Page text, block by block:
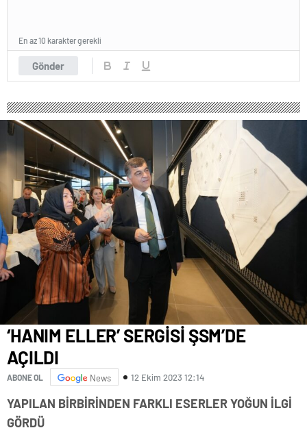
Gönder
En az 10 karakter gerekli
‘HANIM ELLER’ SERGİSİ ŞSM’DE
AÇILDI
ABONE OL News 12 Ekim 2023 12:14
YAPILAN BİRBİRİNDEN FARKLI ESERLER YOĞUN İLGİ
GÖRDÜ